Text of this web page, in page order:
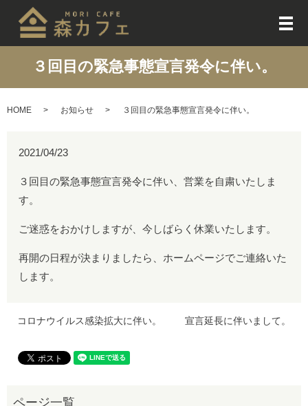
メ
３回目の緊急事態宣言発令に伴い。
HOME お知らせ ３回目の緊急事態宣言発令に伴い。
2021/04/23
３回目の緊急事態宣言発令に伴い、営業を自粛いたしま
す。
ご迷惑をおかけしますが、今しばらく休業いたします。
再開の日程が決まりましたら、ホームページでご連絡いた
します。
コロナウイルス感染拡大に伴い。 宣言延長に伴いまして。